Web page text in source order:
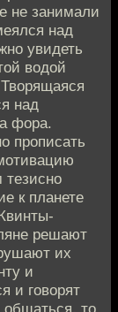
не занимали
над
увидеть
водой
над
фора.
прописать
к планете
решают
их
и
и говорят
общаться, то